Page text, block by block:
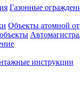
Газонные
Объекты атомной
инструкции